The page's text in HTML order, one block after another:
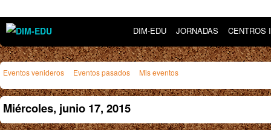
DIM-EDU JORNADAS CENTROS
Eventos venideros Eventos pasados Mis eventos
Miércoles, junio 17, 2015